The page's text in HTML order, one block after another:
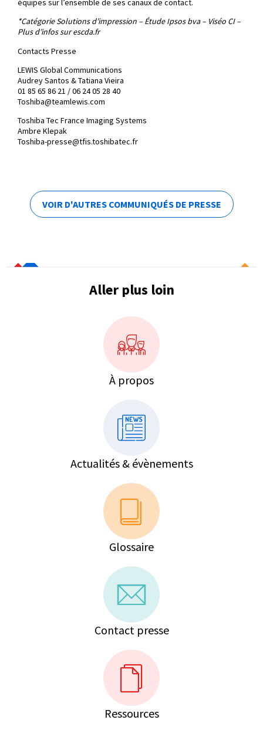
équipes sur l’ensemble de ses canaux de contact.
*Catégorie Solutions d’impression – Étude Ipsos bva – Viséo CI –
Plus d’infos sur escda.fr
Contacts Presse
LEWIS Global Communications
Audrey Santos & Tatiana Vieira
01 85 65 86 21 / 06 24 05 28 40
Toshiba@teamlewis.com
Toshiba Tec France Imaging Systems
Ambre Klepak
Toshiba-presse@tfis.toshibatec.fr
VOIR D'AUTRES COMMUNIQUÉS DE PRESSE
Aller plus loin
À propos
Actualités & évènements
Glossaire
Contact presse
Ressources